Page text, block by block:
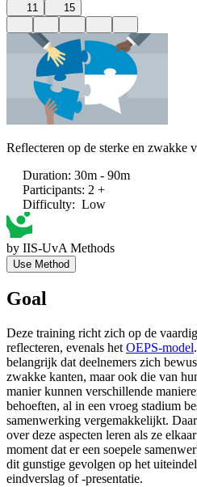
11 15
Reflecteren op de sterke en zwakke
Duration: 30m - 90m
Participants: 2 +
Difficulty: Low
by IIS-UvA Methods
Use Method
Goal
Deze training richt zich op de
reflecteren, evenals het OEPS-model
belangrijk dat deelnemers zich
zwakke kanten, maar ook die van
manier kunnen verschillende
behoeften, al in een vroeg stadium
samenwerking vergemakkelijkt.
over deze aspecten leren als ze
moment dat er een soepele
dit gunstige gevolgen op het
eindverslag of -presentatie.